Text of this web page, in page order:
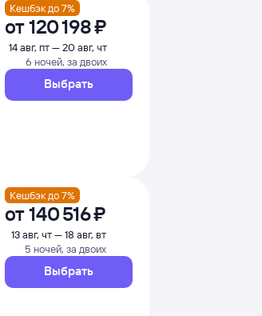
Кешбэк до 7%
от120 ⁠198 ⁠₽
14 авг, пт — 20 авг, чт
6 ночей, за двоих
Выбрать
Кешбэк до 7%
от140 ⁠516 ⁠₽
13 авг, чт — 18 авг, вт
5 ночей, за двоих
Выбрать